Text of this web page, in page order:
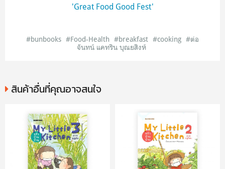
'Great Food Good Fest'
#bunbooks #Food-Health #breakfast #cooking #ต่อ
จันทน์ แคทริน บุณยสิงห์
สินค้าอื่นที่คุณอาจสนใจ